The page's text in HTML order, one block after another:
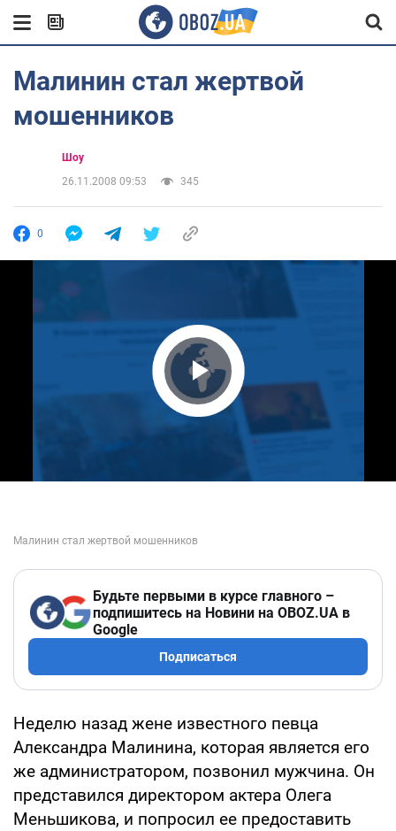
Малинин стал жертвой
мошенников
Шоу
26.11.2008 09:53
345
0
Play Video
Будьте первыми в курсе главного –
подпишитесь на Новини на OBOZ.UA в
Google
Подписаться
Неделю назад жене известного певца
Александра Малинина, которая является его
же администратором, позвонил мужчина. Он
представился директором актера Олега
Меньшикова, и попросил ее предоставить